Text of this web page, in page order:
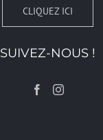
CLIQUEZ ICI
SUIVEZ-NOUS !